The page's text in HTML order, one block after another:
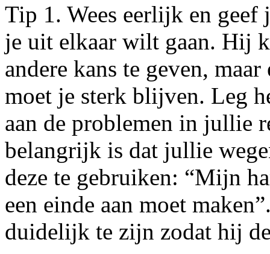
Tip 1. Wees eerlijk en geef
je uit elkaar wilt gaan. Hij
andere kans te geven,
moet je sterk blijven. Leg
aan de problemen in jullie
belangrijk is dat jullie
deze te gebruiken: “Mijn
een einde aan moet
duidelijk te zijn zodat hij